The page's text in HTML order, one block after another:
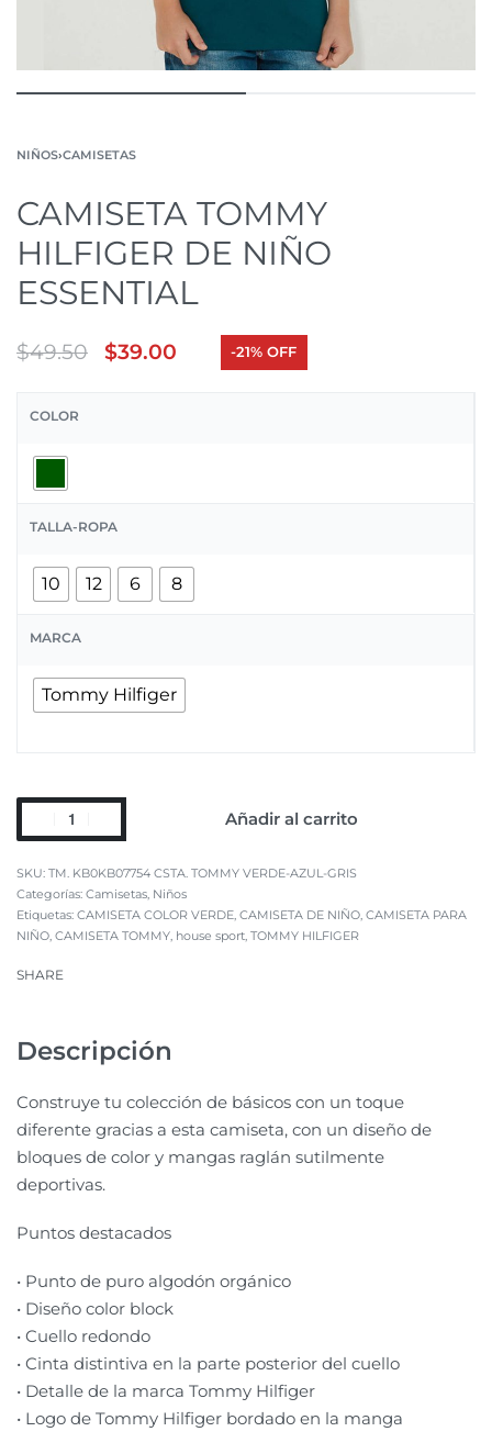
NIÑOS›CAMISETAS
CAMISETA TOMMY
HILFIGER DE NIÑO
ESSENTIAL
$49.50 $39.00 -21% OFF
COLOR
TALLA-ROPA
10 12 6 8
MARCA
Tommy Hilfiger
Añadir al carrito
TM. KB0KB07754 CSTA. TOMMY VERDE-AZUL-GRIS
Categorías: Camisetas Niños
Etiquetas: CAMISETA COLOR VERDE CAMISETA DE NIÑO CAMISETA PARA
NIÑO CAMISETA TOMMY house sport TOMMY HILFIGER
SHARE
Descripción
Construye tu colección de básicos con un toque
diferente gracias a esta camiseta, con un diseño de
bloques de color y mangas raglán sutilmente
deportivas.
Puntos destacados
• Punto de puro algodón orgánico
• Diseño color block
• Cuello redondo
• Cinta distintiva en la parte posterior del cuello
• Detalle de la marca Tommy Hilfiger
• Logo de Tommy Hilfiger bordado en la manga